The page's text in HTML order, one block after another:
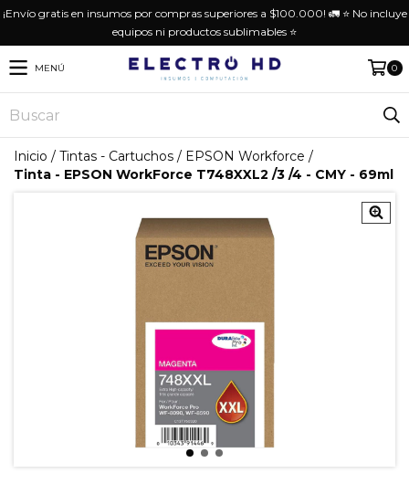
¡Envío gratis en insumos por compras superiores a $100.000! 🚛 ⭐️ No incluye
equipos ni productos sublimables ⭐️
MENÚ 0
Inicio / Tintas - Cartuchos / EPSON Workforce /
Tinta - EPSON WorkForce T748XXL2 /3 /4 - CMY - 69ml